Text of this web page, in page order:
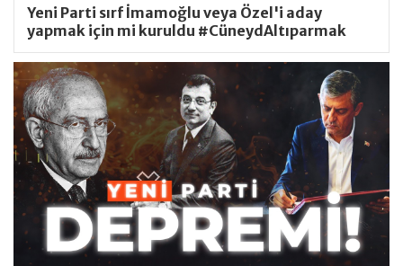
Yeni Parti sırf İmamoğlu veya Özel'i aday
yapmak için mi kuruldu #CüneydAltıparmak